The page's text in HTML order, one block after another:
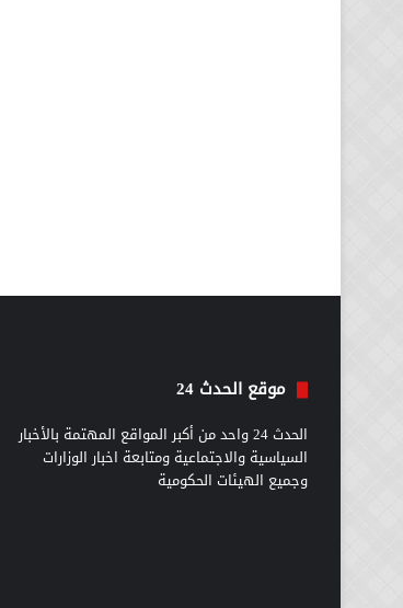
موقع الحدث 24
الحدث 24 واحد من أكبر المواقع المهتمة بالأخبار
السياسية والاجتماعية ومتابعة اخبار الوزارات
وجميع الهيئات الحكومية